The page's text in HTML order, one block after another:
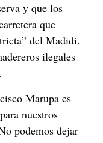
y que los
que
del Madidi.
ilegales
Marupa es
nuestros
podemos dejar